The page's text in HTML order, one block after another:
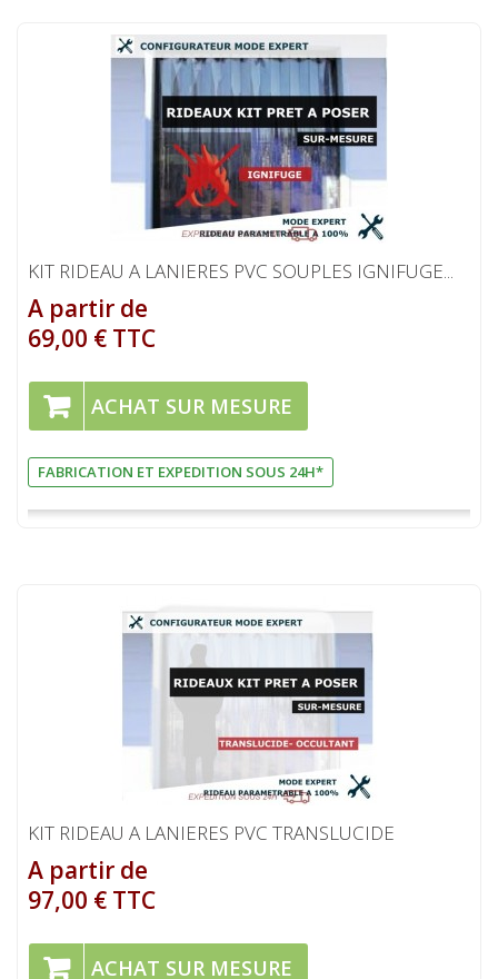
KIT RIDEAU A LANIERES PVC SOUPLES IGNIFUGE...
A partir de
69,00 € TTC
ACHAT SUR MESURE
FABRICATION ET EXPEDITION SOUS 24H*
KIT RIDEAU A LANIERES PVC TRANSLUCIDE
A partir de
97,00 € TTC
ACHAT SUR MESURE